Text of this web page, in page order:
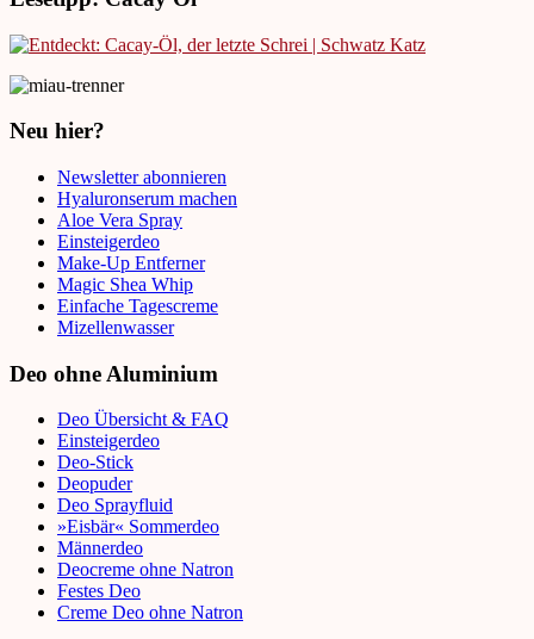
Neu hier?
Newsletter abonnieren
Hyaluronserum machen
Aloe Vera Spray
Einsteigerdeo
Make-Up Entferner
Magic Shea Whip
Einfache Tagescreme
Mizellenwasser
Deo ohne Aluminium
Deo Übersicht & FAQ
Einsteigerdeo
Deo-Stick
Deopuder
Deo Sprayfluid
»Eisbär« Sommerdeo
Männerdeo
Deocreme ohne Natron
Festes Deo
Creme Deo ohne Natron